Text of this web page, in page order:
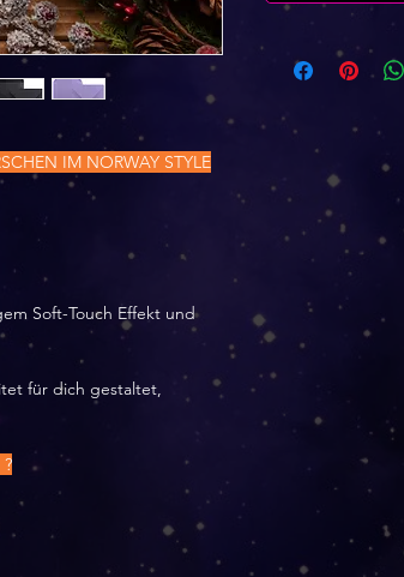
IM NORWAY STYLE
Soft-Touch Effekt und
für dich gestaltet,